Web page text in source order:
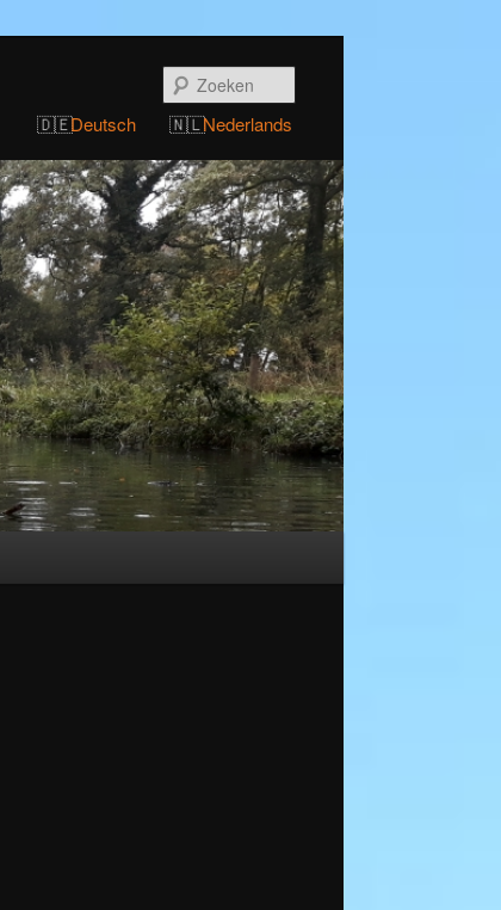
Deutsch Nederlands